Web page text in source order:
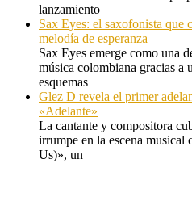
lanzamiento
Sax Eyes: el saxofonista que
melodía de esperanza
Sax Eyes emerge como una
música colombiana gracias a
esquemas
Glez D revela el primer
«Adelante»
La cantante y compositora
irrumpe en la escena
Us)», un